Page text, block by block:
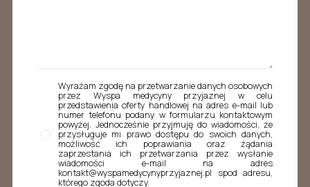
Wyrażam zgodę na przetwarzanie danych osobowych
przez Wyspa medycyny przyjaznej w celu
przedstawienia oferty handlowej na adres e-mail lub
numer telefonu podany w formularzu kontaktowym
powyżej. Jednocześnie przyjmuję do wiadomości, że
przysługuje mi prawo dostępu do swoich danych,
możliwość ich poprawiania oraz żądania
zaprzestania ich przetwarzania przez wysłanie
wiadomości e-mail na adres
kontakt@wyspamedycynyprzyjaznej.pl spod adresu,
którego zgoda dotyczy.